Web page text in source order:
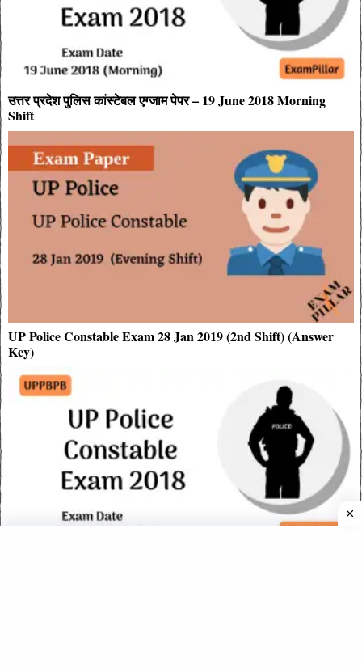
उत्तर प्रदेश पुलिस कांस्टेबल एग्जाम पेपर – 19 June 2018 Morning
Shift
UP Police Constable Exam 28 Jan 2019 (2nd Shift) (Answer
Key)